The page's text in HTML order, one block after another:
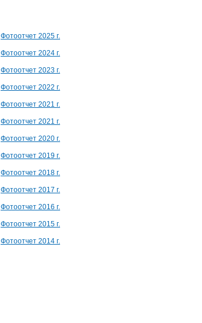
Фотоотчет 2025 г.
Фотоотчет 2024 г.
Фотоотчет 2023 г.
Фотоотчет 2022 г.
Фотоотчет 2021 г.
Фотоотчет 2021 г.
Фотоотчет 2020 г.
Фотоотчет 2019 г.
Фотоотчет 2018 г.
Фотоотчет 2017 г.
Фотоотчет 2016 г.
Фотоотчет 2015 г.
Фотоотчет 2014 г.